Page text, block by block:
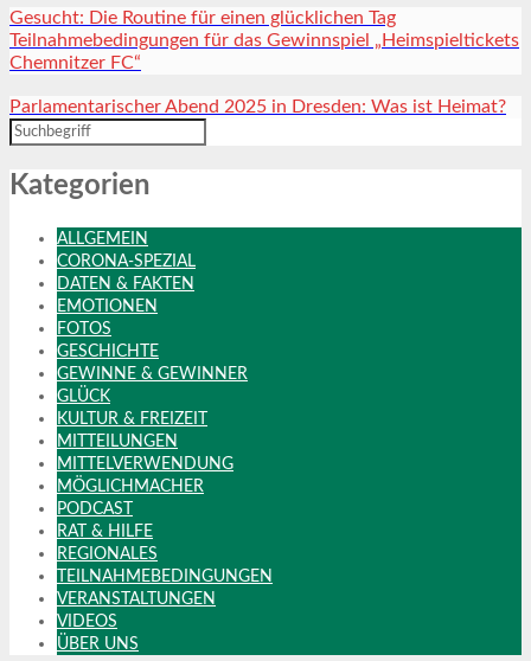
Gesucht: Die Routine für einen glücklichen Tag
Teilnahmebedingungen für das Gewinnspiel „Heimspieltickets
Chemnitzer FC“
Parlamentarischer Abend 2025 in Dresden: Was ist Heimat?
Kategorien
ALLGEMEIN
CORONA-SPEZIAL
DATEN & FAKTEN
EMOTIONEN
FOTOS
GESCHICHTE
GEWINNE & GEWINNER
GLÜCK
KULTUR & FREIZEIT
MITTEILUNGEN
MITTELVERWENDUNG
MÖGLICHMACHER
PODCAST
RAT & HILFE
REGIONALES
TEILNAHMEBEDINGUNGEN
VERANSTALTUNGEN
VIDEOS
ÜBER UNS